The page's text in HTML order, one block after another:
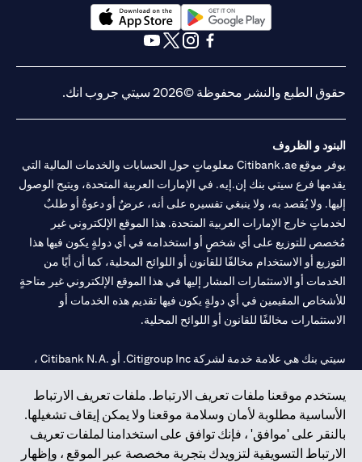
يستخدم موقعنا ملفات تعريف الارتباط. ملفات تعريف الارتباط
الأساسية مطلوبة لأمان وسلامة موقعنا ولا يمكن إيقاف تشغيلها.
بالنقر على 'موافق' ، فإنك توافق على استخدامنا لملفات تعريف
الارتباط التسويقية لتزويدك بتجربة مخصصة عبر الموقع ، وإظهار
opens in a new tab
opens in a new tab
حقوق الطبع والنشر محفوظة ©2026 سيتي جروب انك.
البنود و الظروف
يوفر موقع Citibank.ae معلوماتٍ حول الحسابات والخدمات المالية التي
يقدمها فرع سيتي بنك إن.إيه. في الإمارات العربية المتحدة، ويتيح الوصول
إليها. ولا يُقصد به، ولا ينبغي تفسيره على أنه، عرضٌ أو دعوةٌ أو طلبٌ
لخدماتٍ خارج الإمارات العربية المتحدة. هذا الموقع الإلكتروني غير
مُخصص للتوزيع على أي شخصٍ أو استخدامه في أي دولةٍ يكون فيها هذا
التوزيع أو الاستخدام مخالفًا للقانون أو اللوائح المحلية، كما أن أيًا من
الخدمات أو الاستثمارات المشار إليها في هذا الموقع الإلكتروني غير متاحةٍ
للأشخاص المقيمين في أي دولةٍ يكون فيها تقديم هذه الخدمات أو
الاستثمارات مخالفًا للقانون أو اللوائح المحلية.
سيتي بنك هي علامة خدمة لشركة Citigroup Inc. أو .Citibank N.A ،
سيتي بنك إن. إيه. الإمارات مسجل لدى مصرف الإمارات المركزي تحت
أرقام التراخيص 202563 لفرع الوصل في دبي، 531989 لفرع مول
الإمارات في دبي، و CN-1002019 لفرع أبوظبي. هاتف: 4000 311 04.